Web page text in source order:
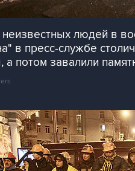
неизвестных людей в
в пресс-службе
потом завалили